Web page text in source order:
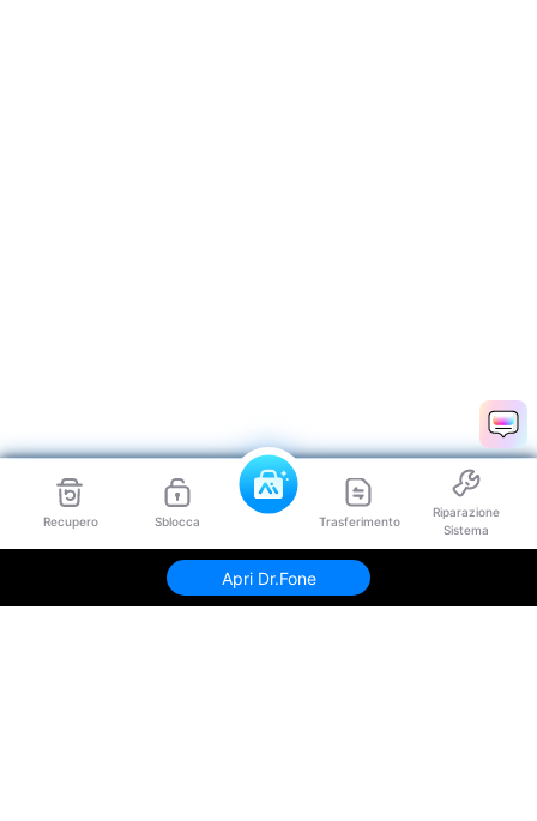
Recupero Sblocca Trasferimento
Riparazione
Sistema
Apri Dr.Fone